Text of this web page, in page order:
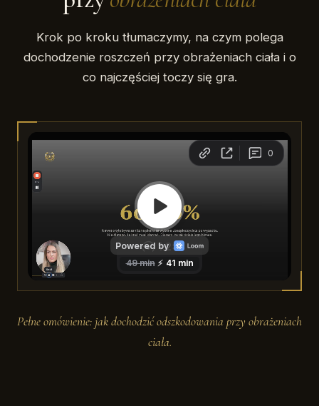
Krok po kroku tłumaczymy, na czym polega
dochodzenie roszczeń przy obrażeniach ciała i o
co najczęściej toczy się gra.
Pełne omówienie: jak dochodzić odszkodowania przy obrażeniach
ciała.